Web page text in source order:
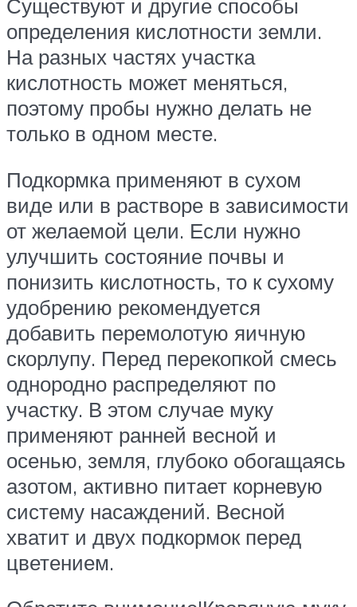
Существуют и другие способы
определения кислотности земли.
На разных частях участка
кислотность может меняться,
поэтому пробы нужно делать не
только в одном месте.
Подкормка применяют в сухом
виде или в растворе в зависимости
от желаемой цели. Если нужно
улучшить состояние почвы и
понизить кислотность, то к сухому
удобрению рекомендуется
добавить перемолотую яичную
скорлупу. Перед перекопкой смесь
однородно распределяют по
участку. В этом случае муку
применяют ранней весной и
осенью, земля, глубоко обогащаясь
азотом, активно питает корневую
систему насаждений. Весной
хватит и двух подкормок перед
цветением.